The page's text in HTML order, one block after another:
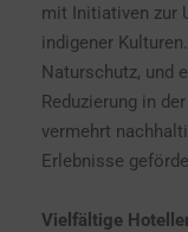
mit Initiativen zur
indigener
Naturschutz, und
Reduzierung in
vermehrt
Erlebnisse
Vielfältige